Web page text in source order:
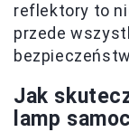
reflektory to
przede
Jak
lamp